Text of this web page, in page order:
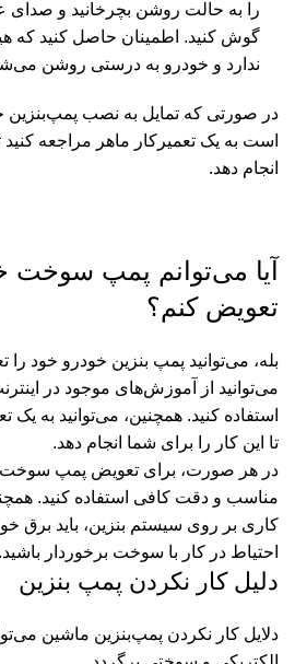
را به حالت روشن بچرخانید و
گوش کنید. اطمینان حاصل کنید که
ندارد و خودرو به درستی روشن
در صورتی که تمایل به نصب پمپ‌بنزین
است به یک تعمیرکار ماهر مراجعه کنید
انجام دهد.
آیا می‌توانم پمپ سوخت
تعویض کنم؟
بله، می‌توانید پمپ بنزین خودرو خود را
می‌توانید از آموزش‌های موجود در
استفاده کنید. همچنین، می‌توانید به یک
تا این کار را برای شما انجام دهد.
در هر صورت، برای تعویض پمپ سوخت
مناسب و دقت کافی استفاده کنید.
کاری بر روی سیستم بنزین، باید برق
احتیاط در کار با سوخت برخوردار باشید.
دلیل کار نکردن پمپ بنزین
دلایل کار نکردن پمپ‌بنزین ماشین